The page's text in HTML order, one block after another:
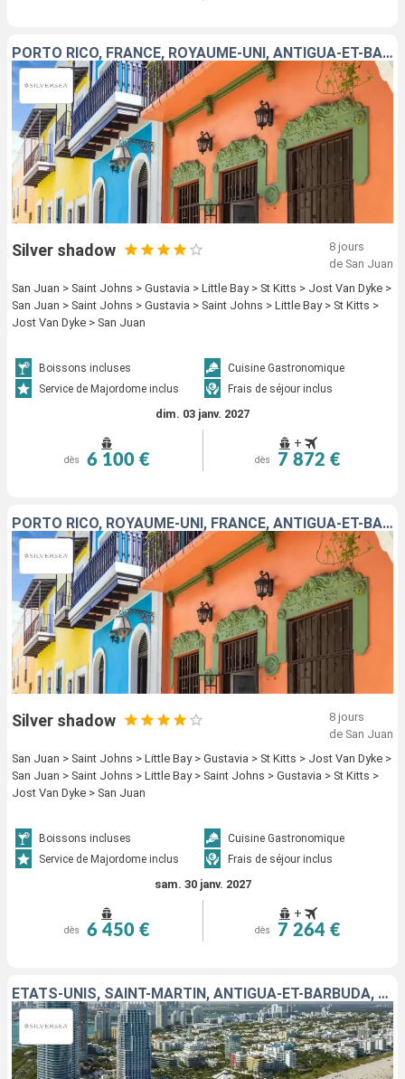
PORTO RICO, FRANCE, ROYAUME-UNI, ANTIGUA-ET-BARBUDA, JOST VAN DYKE
Silver shadow
8 jours
de San Juan
San Juan > Saint Johns > Gustavia > Little Bay > St Kitts > Jost Van Dyke >
San Juan > Saint Johns > Gustavia > Saint Johns > Little Bay > St Kitts >
Jost Van Dyke > San Juan
Boissons incluses
Cuisine Gastronomique
Service de Majordome inclus
Frais de séjour inclus
dim. 03 janv. 2027
dès 6 100 €
+
dès 7 872 €
PORTO RICO, ROYAUME-UNI, FRANCE, ANTIGUA-ET-BARBUDA, JOST VAN DYKE
Silver shadow
8 jours
de San Juan
San Juan > Saint Johns > Little Bay > Gustavia > St Kitts > Jost Van Dyke >
San Juan > Saint Johns > Little Bay > Saint Johns > Gustavia > St Kitts >
Jost Van Dyke > San Juan
Boissons incluses
Cuisine Gastronomique
Service de Majordome inclus
Frais de séjour inclus
sam. 30 janv. 2027
dès 6 450 €
+
dès 7 264 €
ÉTATS-UNIS, SAINT-MARTIN, ANTIGUA-ET-BARBUDA, GUADELOUPE, MARTINIQUE, ROYAUME-UNI, JOST VAN DYKE, PORTO RICO